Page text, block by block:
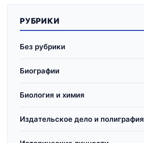
РУБРИКИ
Без рубрики
Биографии
Биология и химия
Издательское дело и полиграфия